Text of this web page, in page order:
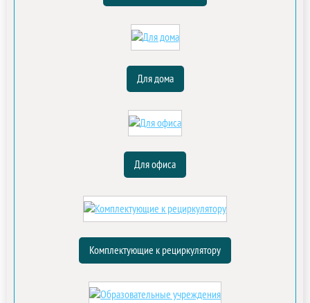
Для дома
Для офиса
Комплектующие к рециркулятору